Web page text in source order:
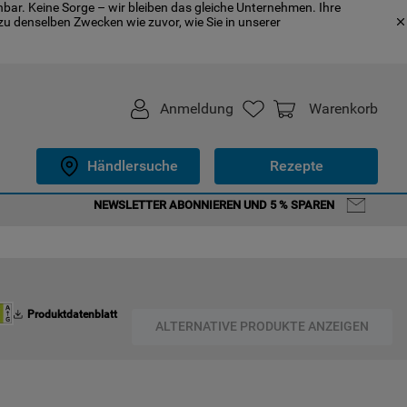
Keine Sorge – wir bleiben das gleiche Unternehmen. Ihre
denselben Zwecken wie zuvor, wie Sie in unserer
Anmeldung Warenkorb
Händlersuche Rezepte
NEWSLETTER ABONNIEREN UND 5 % SPAREN
Produktdatenblatt
ALTERNATIVE PRODUKTE ANZEIGEN